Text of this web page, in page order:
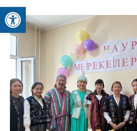
Открыть панель инструментов